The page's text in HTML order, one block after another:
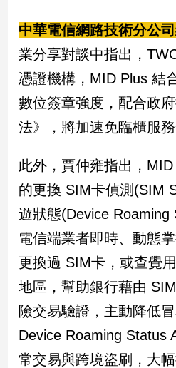
台
灣
觀
娛
娛
樂
星
聞
流
時
尚
追
星
中華電信網路技術分公
業分享對談中指出，
憑證機構，MID Plus 結
數位簽章強度，配合政
法》，將加速免臨櫃服務
此外，賈仲雍指出，
的更換 SIM卡偵測(SIM
遊狀態(Device Roaming
電信端業者即時、動態
更換過 SIM卡，或查覺
地區，幫助銀行藉由
險交易驗證，主動降低
Device Roaming Status
常交易與跨境盜刷，大幅